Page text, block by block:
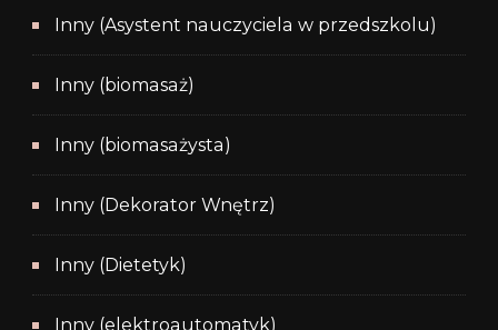
Inny (Asystent nauczyciela w przedszkolu)
Inny (biomasaż)
Inny (biomasażysta)
Inny (Dekorator Wnętrz)
Inny (Dietetyk)
Inny (elektroautomatyk)